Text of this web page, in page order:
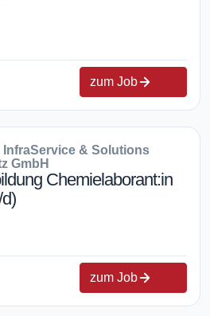
zum Job
InfraService & Solutions
GmbH
Chemielaborant:in
zum Job